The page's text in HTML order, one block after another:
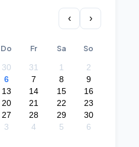
‹ ›
Do Fr Sa
So
30 31 1
2
6 7 8
9
13 14 15
16
20 21 22
23
27 28 29
30
3 4 5 6